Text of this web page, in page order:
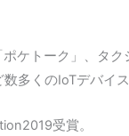
ケトーク」、タ
多くのIoTデバイス
受賞。